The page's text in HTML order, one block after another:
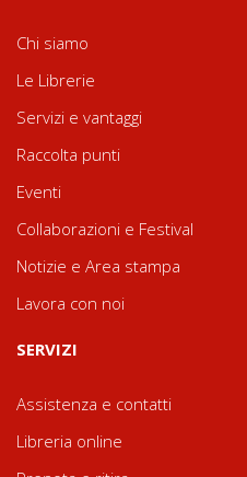
Chi siamo
Le Librerie
Servizi e vantaggi
Raccolta punti
Eventi
Collaborazioni e Festival
Notizie e Area stampa
Lavora con noi
SERVIZI
Assistenza e contatti
Libreria online